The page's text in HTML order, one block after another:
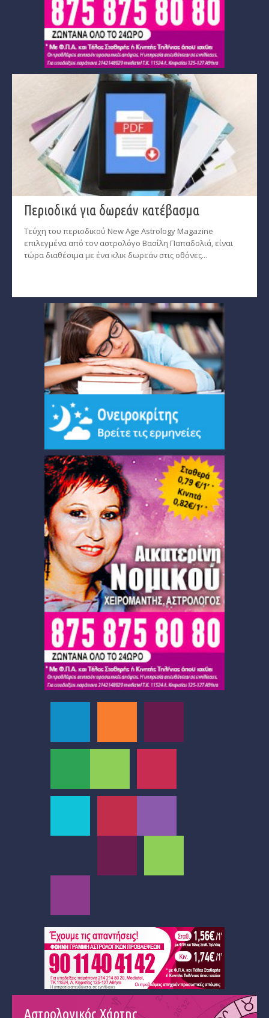
Περιοδικά για δωρεάν κατέβασμα
Τεύχη του περιοδικού New Age Astrology Magazine
επιλεγμένα από τον αστρολόγο Βασίλη Παπαδολιά, είναι
τώρα διαθέσιμα με ένα κλικ δωρεάν στις οθόνες...
Αστρολογικός Χάρτης